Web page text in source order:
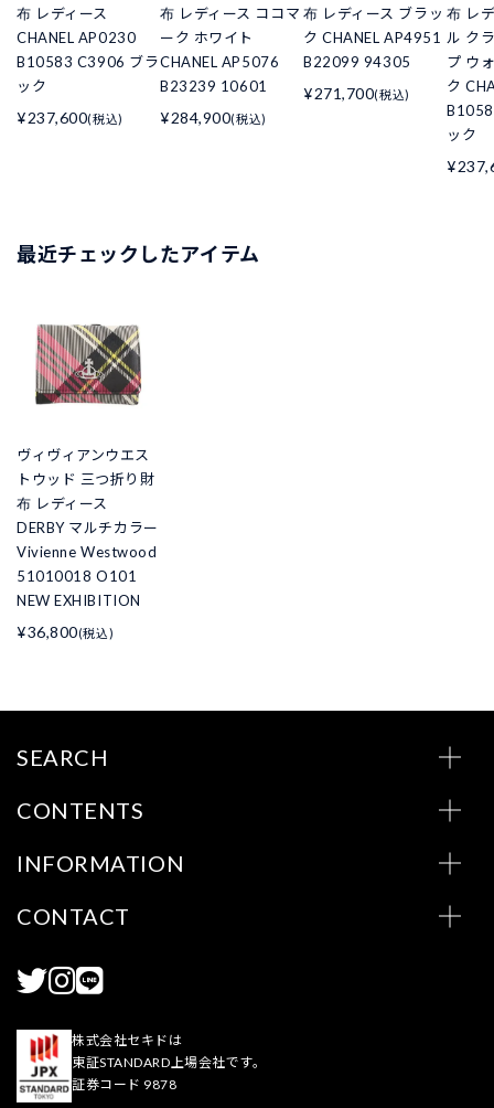
布 レディース
CHANEL AP0230
B10583 C3906 ブラ
ック
¥237,600(税込)
布 レディース ココマ
ーク ホワイト
CHANEL AP5076
B23239 10601
¥284,900(税込)
布 レディース ブラッ
ク CHANEL AP4951
B22099 94305
¥271,700(税込)
布 レ
ル ク
プ ウ
ク
ック
最近チェックしたアイテム
ヴィヴィアンウエス
トウッド 三つ折り財
布 レディース
DERBY マルチカラー
Vivienne Westwood
51010018 O101
NEW EXHIBITION
¥36,800(税込)
SEARCH
CONTENTS
INFORMATION
CONTACT
株式会社セキドは
東証STANDARD上場会社です。
証券コード 9878